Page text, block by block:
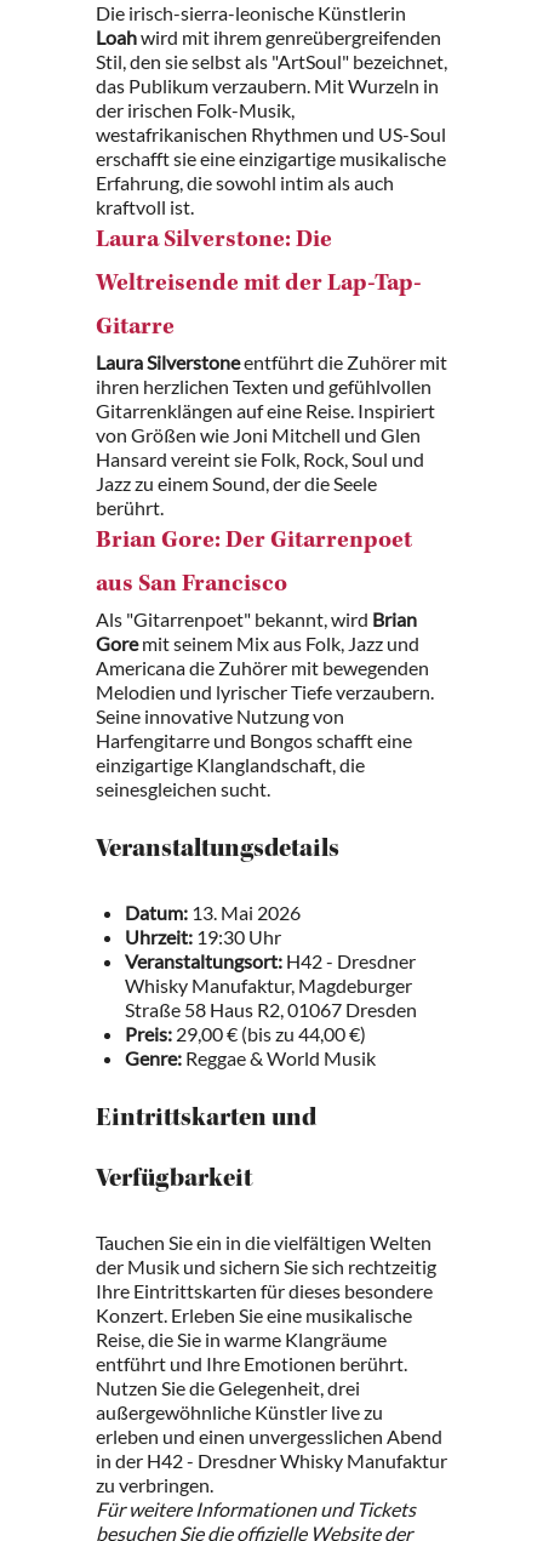
Die irisch-sierra-leonische Künstlerin
Loahwird mit ihrem genreübergreifenden
Stil, den sie selbst als "ArtSoul" bezeichnet,
das Publikum verzaubern. Mit Wurzeln in
der irischen Folk-Musik,
westafrikanischen Rhythmen und US-Soul
erschafft sie eine einzigartige musikalische
Erfahrung, die sowohl intim als auch
kraftvoll ist.
Laura Silverstone: Die
Weltreisende mit der Lap-Tap-
Gitarre
Laura Silverstoneentführt die Zuhörer mit
ihren herzlichen Texten und gefühlvollen
Gitarrenklängen auf eine Reise. Inspiriert
von Größen wie Joni Mitchell und Glen
Hansard vereint sie Folk, Rock, Soul und
Jazz zu einem Sound, der die Seele
berührt.
Brian Gore: Der Gitarrenpoet
aus San Francisco
Als "Gitarrenpoet" bekannt, wird Brian
Goremit seinem Mix aus Folk, Jazz und
Americana die Zuhörer mit bewegenden
Melodien und lyrischer Tiefe verzaubern.
Seine innovative Nutzung von
Harfengitarre und Bongos schafft eine
einzigartige Klanglandschaft, die
seinesgleichen sucht.
Veranstaltungsdetails
Datum: 13. Mai 2026
Uhrzeit: 19:30 Uhr
Veranstaltungsort: H42 - Dresdner
Whisky Manufaktur, Magdeburger
Straße 58 Haus R2, 01067 Dresden
Preis: 29,00 € (bis zu 44,00 €)
Genre: Reggae & World Musik
Eintrittskarten und
Verfügbarkeit
Tauchen Sie ein in die vielfältigen Welten
der Musik und sichern Sie sich rechtzeitig
Ihre Eintrittskarten für dieses besondere
Konzert. Erleben Sie eine musikalische
Reise, die Sie in warme Klangräume
entführt und Ihre Emotionen berührt.
Nutzen Sie die Gelegenheit, drei
außergewöhnliche Künstler live zu
erleben und einen unvergesslichen Abend
in der H42 - Dresdner Whisky Manufaktur
zu verbringen.
Für weitere Informationen und Tickets
besuchen Sie die offizielle Website der